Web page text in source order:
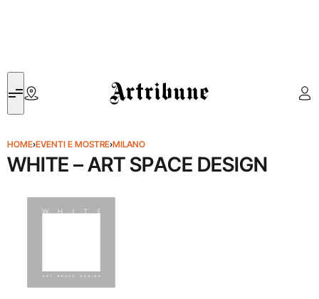
Artribune
HOME›EVENTI E MOSTRE›MILANO
WHITE – ART SPACE DESIGN